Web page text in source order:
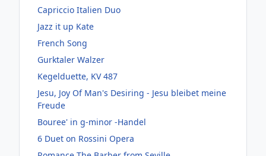
Capriccio Italien Duo
Jazz it up Kate
French Song
Gurktaler Walzer
Kegelduette, KV 487
Jesu, Joy Of Man's Desiring - Jesu bleibet meine
Freude
Bouree' in g-minor -Handel
6 Duet on Rossini Opera